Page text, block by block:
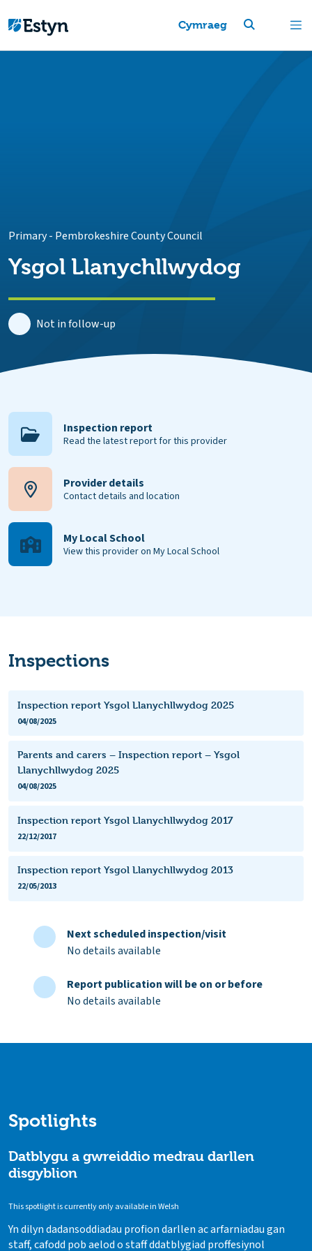
Cymraeg
Primary- Pembrokeshire County Council
Ysgol Llanychllwydog
Not in follow-up
Inspection report
Read the latest report for this provider
Provider details
Contact details and location
My Local School
View this provider on My Local School
Inspections
Inspection report Ysgol Llanychllwydog 2025
04/08/2025
Parents and carers – Inspection report – Ysgol
Llanychllwydog 2025
04/08/2025
Inspection report Ysgol Llanychllwydog 2017
22/12/2017
Inspection report Ysgol Llanychllwydog 2013
22/05/2013
Next scheduled inspection/visit
No details available
Report publication will be on or before
No details available
Spotlights
Datblygu a gwreiddio medrau darllen
disgyblion
This spotlight is currently only available in Welsh
Yn dilyn dadansoddiadau profion darllen ac arfarniadau gan
staff, cafodd pob aelod o staff ddatblygiad proffesiynol